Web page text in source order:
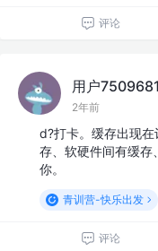
评论
用户
2年前
d?打卡。缓存出现
存、软硬件间有缓存
你。
青训营-快乐出发
评论